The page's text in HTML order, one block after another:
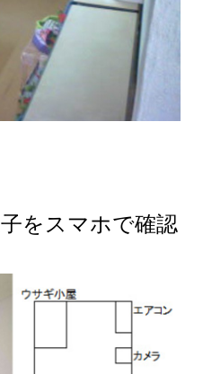
をスマホで確認